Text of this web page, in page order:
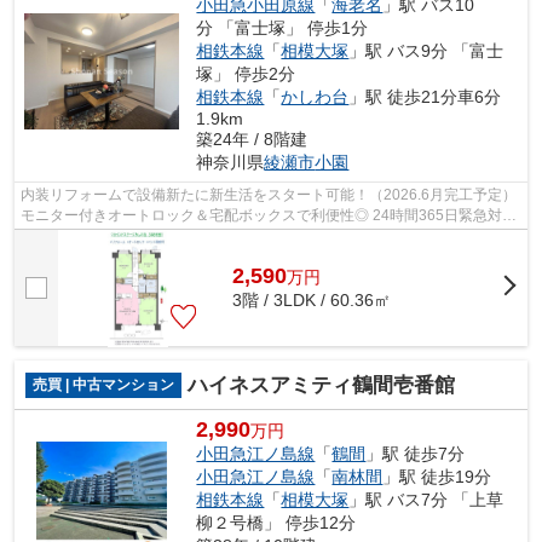
小田急小田原線 「海老名 」駅 バス10
分 「富士塚」 停歩1分
相鉄本線 「相模大塚 」駅 バス9分 「富士
塚」 停歩2分
相鉄本線 「かしわ台 」駅 徒歩21分車6分
1.9km
築24年 / 8階建
神奈川県綾瀬市小園
内装リフォームで設備新たに新生活をスタート可能！（2026.6月完工予定）
モニター付きオートロック＆宅配ボックスで利便性◎ 24時間365日緊急対応
サービスあり！ 大切なペットと暮らせ...
2,590万円
3階 / 3LDK / 60.36㎡
売買 | 中古マンション ハイネスアミティ鶴間壱番館
2,990万円
小田急江ノ島線 「鶴間 」駅 徒歩7分
小田急江ノ島線 「南林間 」駅 徒歩19分
相鉄本線 「相模大塚 」駅 バス7分 「上草
柳２号橋」 停歩12分